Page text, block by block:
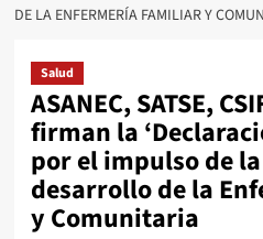
DE LA ENFERMERÍA FAMILIAR Y
Salud
ASANEC, SATSE,
firman la
por el impulso de
desarrollo de la
y Comunitaria